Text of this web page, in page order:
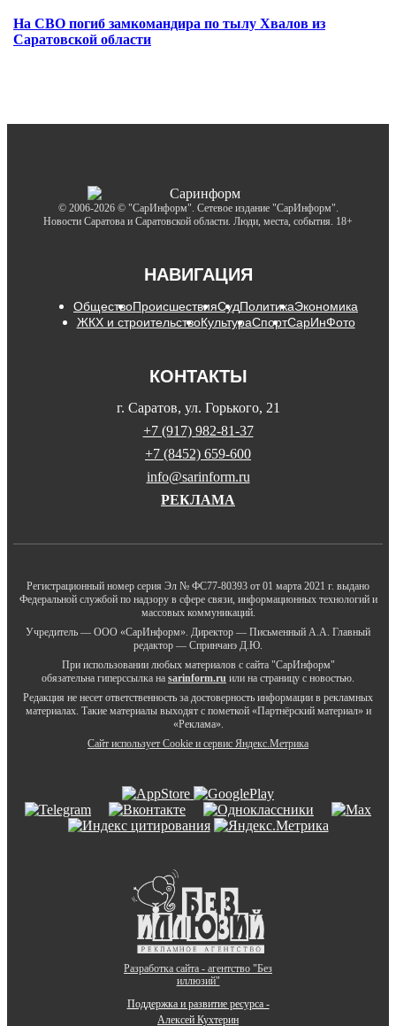
На СВО погиб замкомандира по тылу Хвалов из
Саратовской области
© 2006-2026 © "СарИнформ". Сетевое издание "СарИнформ".
Новости Саратова и Саратовской области. Люди, места, события. 18+
НАВИГАЦИЯ
ОбществоПроисшествияСудПолитикаЭкономика
ЖКХ и строительствоКультураСпортСарИнФото
КОНТАКТЫ
г. Саратов, ул. Горького, 21
+7 (917) 982-81-37
+7 (8452) 659-600
info@sarinform.ru
РЕКЛАМА
Регистрационный номер серия Эл № ФС77-80393 от 01 марта 2021 г. выдано
Федеральной службой по надзору в сфере связи, информационных технологий и
массовых коммуникаций.
Учредитель — ООО «СарИнформ». Директор — Письменный А.А. Главный
редактор — Спринчанэ Д.Ю.
При использовании любых материалов с сайта "СарИнформ"
обязательна гиперссылка на sarinform.ru или на страницу с новостью.
Редакция не несет ответственность за достоверность информации в рекламных
материалах. Такие материалы выходят с пометкой «Партнёрский материал» и
«Реклама».
Сайт использует Cookie и сервиc Яндекс.Метрика
Разработка сайта - агентство "Без
иллюзий"
Поддержка и развитие ресурса -
Алексей Кухтерин